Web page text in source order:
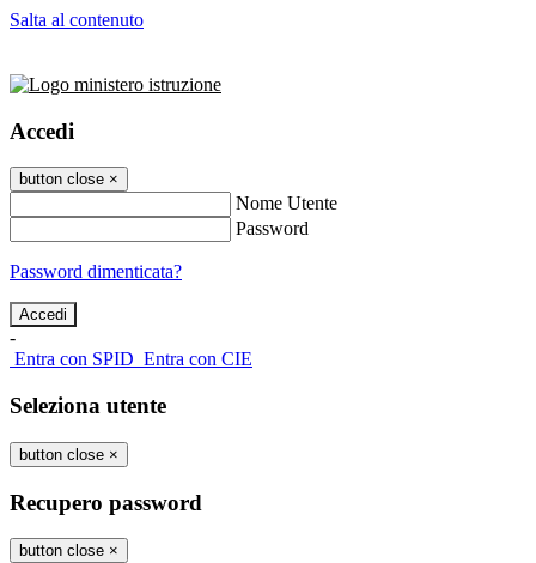
Salta al contenuto
Accedi
button close ×
Nome Utente
Password
Password dimenticata?
-
Entra con SPID Entra con CIE
Seleziona utente
button close ×
Recupero password
button close ×